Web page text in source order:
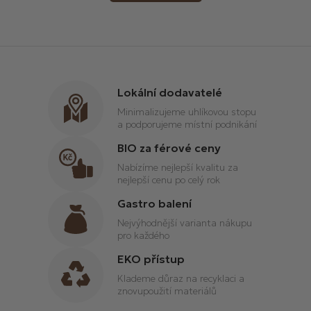
r
v
k
y
v
ý
p
s
u
Lokální dodavatelé
Minimalizujeme uhlíkovou stopu
a podporujeme místní podnikání
BIO za férové ceny
Nabízíme nejlepší kvalitu za
nejlepší cenu po celý rok
Gastro balení
Nejvýhodnější varianta nákupu
pro každého
EKO přístup
Klademe důraz na recyklaci a
znovupoužití materiálů